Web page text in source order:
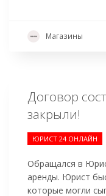
Магазины
Договор
закрыли!
ЮРИСТ 24 ОНЛАЙН
Обращался в
аренды. Юрист
которые могли